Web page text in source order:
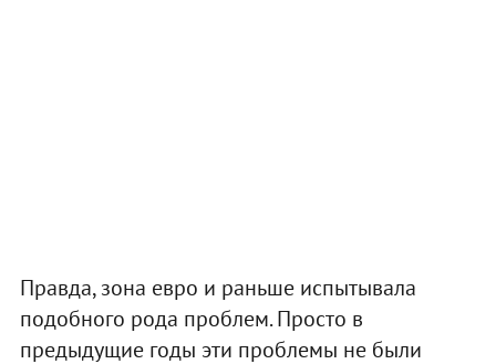
Правда, зона евро и раньше испытывала
подобного рода проблем. Просто в
предыдущие годы эти проблемы не были